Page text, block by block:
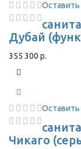
Дубай
355 300 р.
Чикаго